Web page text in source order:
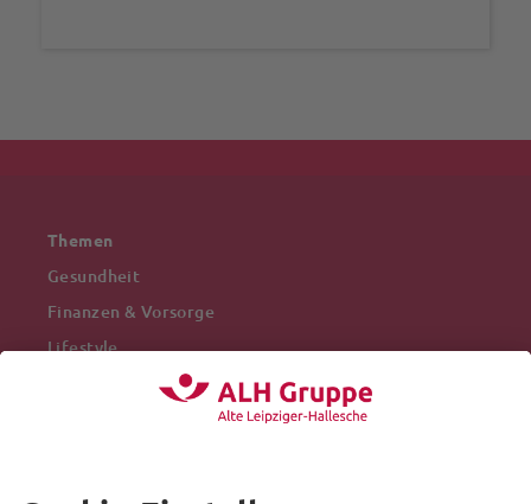
Themen
Gesundheit
Finanzen & Vorsorge
Lifestyle